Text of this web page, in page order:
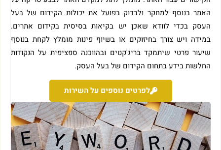
האתר בנוסף למחקר ולבדוק בפועל את יכולות הקידום של בעל
העסק בכדי לוודא שאכן יש בקיאות בסיסית בקידום אתרים.
במידה ויש צורך בחיזוקים או בשיוף פינות מומלץ לקחת בנוסף
שיעור פרטי שיתמקד בריג'קטים ובהווכנה ספציפית על הנקודות
החלשות בידע בתחום הקידום של בעל העסק.
לפרטים נוספים על השירות